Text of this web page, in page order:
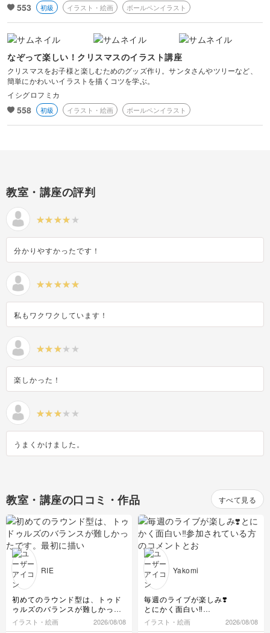
553 初級 イラスト・絵画 ボールペンイラスト
なぞって楽しい！クリスマスのイラスト講座
クリスマスをお子様と楽しむためのグッズ作り。サンタさんやツリーなど、
簡単にかわいいイラストを描くコツを学ぶ。
イシグロフミカ
558 初級 イラスト・絵画 ボールペンイラスト
教室・講座の評判
分かりやすかったです！
私もワクワクしています！
楽しかった！
うまくかけました。
教室・講座の口コミ・作品 すべて見る
RIE
初めてのラウンド型は、トゥド
ゥルズのバランスが難しかった
です。最初に描いた左側より
も、右側のの方が動きを出せま
イラスト・絵画 2026/08/08
Yakomi
毎週のライブが楽しみ❣️
とにかく面白い‼️
参加されている方のコメントと
おちゃ先生の会話が楽しすぎま
イラスト・絵画 2026/08/08